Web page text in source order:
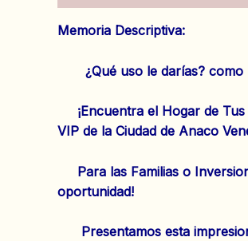
Memoria Descriptiva:
¿Qué uso le darías? como
¡Encuentra el Hogar de Tus
VIP de la Ciudad de Anaco
Para las Familias o
oportunidad!
Presentamos esta